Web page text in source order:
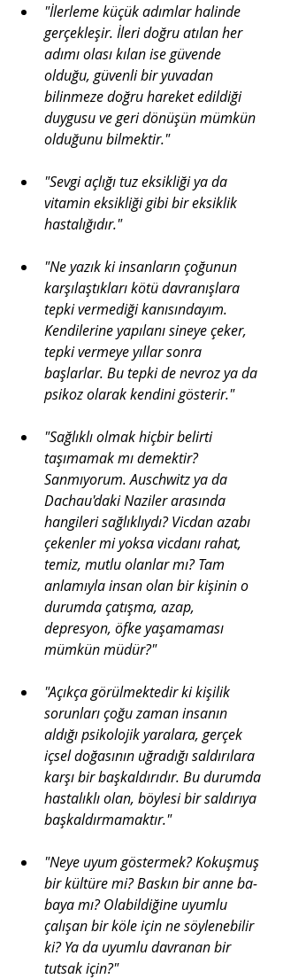
"İlerleme küçük adımlar halinde
gerçekleşir. İleri doğru atılan her
adımı olası kılan ise güvende
olduğu, güvenli bir yuvadan
bilinmeze doğru hareket edildiği
duygusu ve geri dönüşün mümkün
olduğunu bilmektir."
"Sevgi açlığı tuz eksikliği ya da
vitamin eksikliği gibi bir eksiklik
hastalığıdır."
"Ne yazık ki insanların çoğunun
karşılaştıkları kötü davranışlara
tepki vermediği kanısındayım.
Kendilerine yapılanı sineye çeker,
tepki vermeye yıllar sonra
başlarlar. Bu tepki de nevroz ya da
psikoz olarak kendini gösterir."
"Sağlıklı olmak hiçbir belirti
taşımamak mı demektir?
Sanmıyorum. Auschwitz ya da
Dachau'daki Naziler arasında
hangileri sağlıklıydı? Vicdan azabı
çekenler mi yoksa vicdanı rahat,
temiz, mutlu olanlar mı? Tam
anlamıyla insan olan bir kişinin o
durumda çatışma, azap,
depresyon, öfke yaşamaması
mümkün müdür?"
"Açıkça görülmektedir ki kişilik
sorunları çoğu zaman insanın
aldığı psikolojik yaralara, gerçek
içsel doğasının uğradığı saldırılara
karşı bir başkaldırıdır. Bu durumda
hastalıklı olan, böylesi bir saldırıya
başkaldırmamaktır."
"Neye uyum göstermek? Kokuşmuş
bir kültüre mi? Baskın bir anne ba­
baya mı? Olabildiğine uyumlu
çalışan bir köle için ne söylene­bilir
ki? Ya da uyumlu davranan bir
tutsak için?"